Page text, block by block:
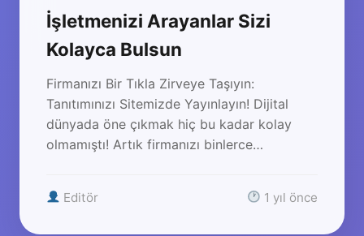
İşletmenizi Arayanlar Sizi
Kolayca Bulsun
Firmanızı Bir Tıkla Zirveye Taşıyın:
Tanıtımınızı Sitemizde Yayınlayın! Dijital
dünyada öne çıkmak hiç bu kadar kolay
olmamıştı! Artık firmanızı binlerce…
Editör 1 yıl önce